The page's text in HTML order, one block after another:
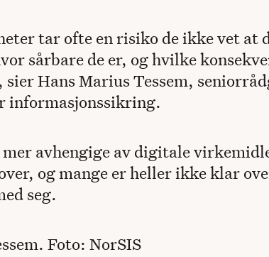
tar ofte en risiko de ikke vet at
sårbare de er, og hvilke
Hans Marius Tessem,
informasjonssikring.
avhengige av digitale
og mange er heller ikke klar
seg.
Foto: NorSIS